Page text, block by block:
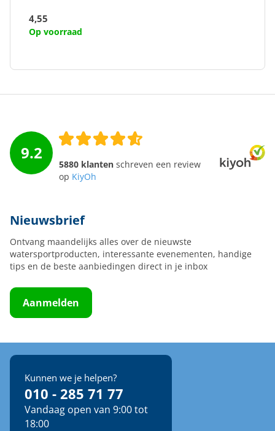
4,55
Op voorraad
9.2
5880 klanten schreven een review
op KiyOh
Nieuwsbrief
Ontvang maandelijks alles over de nieuwste
watersportproducten, interessante evenementen, handige
tips en de beste aanbiedingen direct in je inbox
Aanmelden
Kunnen we je helpen?
010 - 285 71 77
Vandaag open van 9:00 tot
18:00